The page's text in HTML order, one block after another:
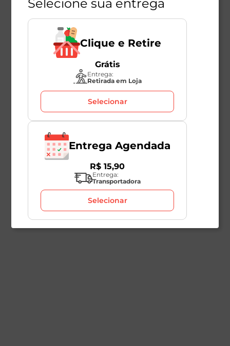
Selecione sua entrega
Clique e Retire
Grátis
Entrega:
Retirada em Loja
Selecionar
Entrega Agendada
R$ 15,90
Entrega:
Transportadora
Selecionar